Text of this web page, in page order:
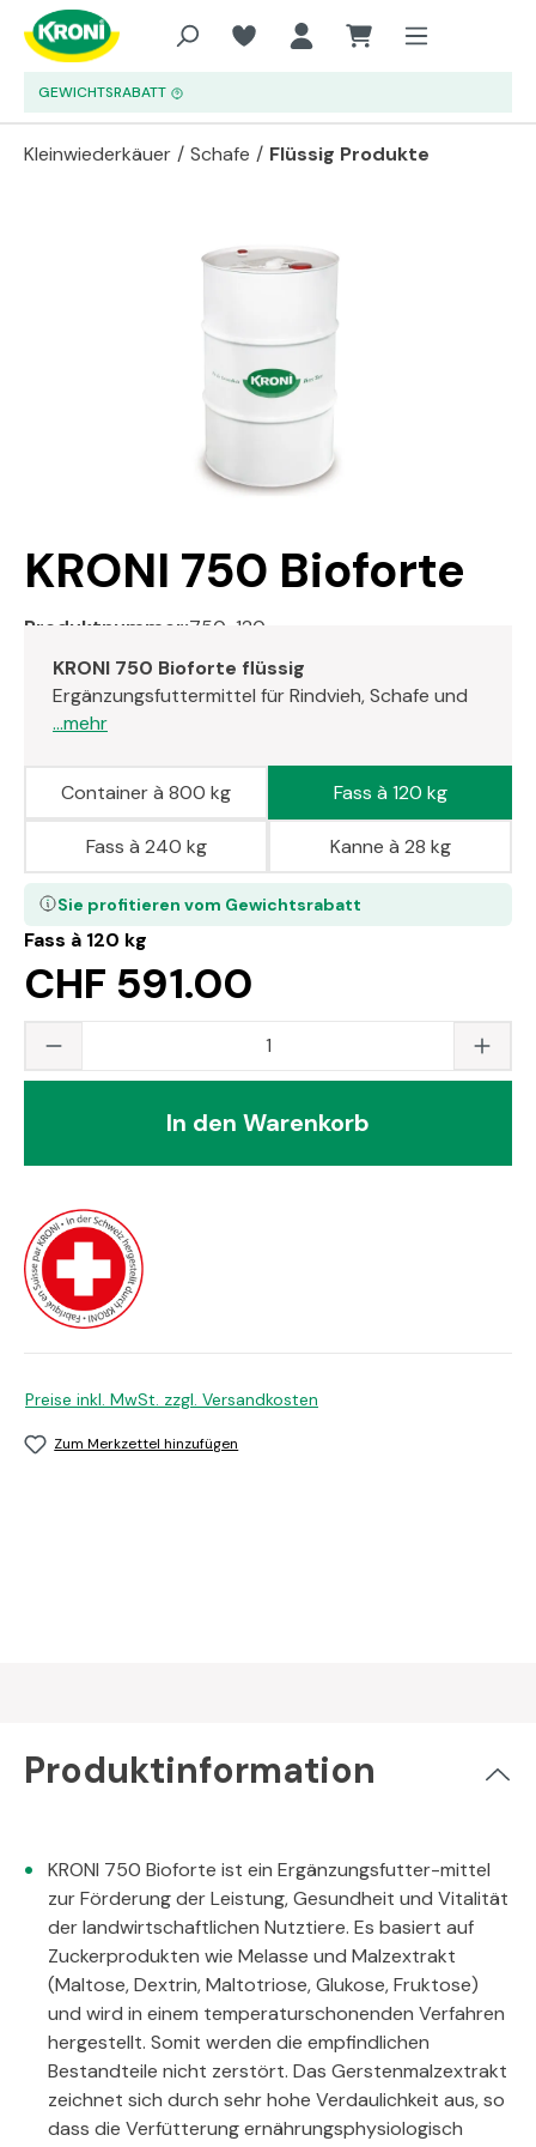
Zum Hauptinhalt springen
GEWICHTSRABATT
Kleinwiederkäuer / Schafe / Flüssig Produkte
Bildergalerie überspringen
KRONI 750 Bioforte
Produktnummer:750-120
KRONI 750 Bioforte flüssig
Ergänzungsfuttermittel für Rindvieh, Schafe und
...mehr
Fass à 120 kg
CHF 591.00
Sie profitieren vom Gewichtsrabatt
Container à 800 kg Fass à 120 kg
Fass à 240 kg Kanne à 28 kg
Produkt Anzahl: Gib den gewünschten
In den Warenkorb
Preise inkl. MwSt. zzgl. Versandkosten
Zum Merkzettel hinzufügen
Produktinformation
KRONI 750 Bioforte ist ein Ergänzungsfutter-mittel
zur Förderung der Leistung, Gesundheit und Vitalität
der landwirtschaftlichen Nutztiere. Es basiert auf
Zuckerprodukten wie Melasse und Malzextrakt
(Maltose, Dextrin, Maltotriose, Glukose, Fruktose)
und wird in einem temperaturschonenden Verfahren
hergestellt. Somit werden die empfindlichen
Bestandteile nicht zerstört. Das Gerstenmalzextrakt
zeichnet sich durch sehr hohe Verdaulichkeit aus, so
dass die Verfütterung ernährungsphysiologisch